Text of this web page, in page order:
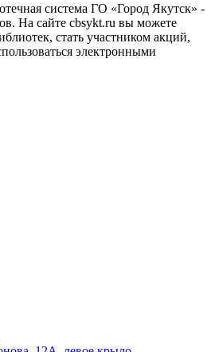
система ГО «Город Якутск» -
На сайте cbsykt.ru вы можете
стать участником акций,
электронными